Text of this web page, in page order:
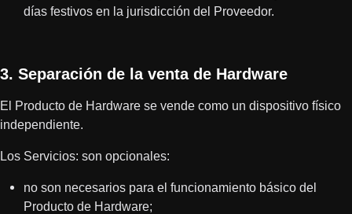
días festivos en la jurisdicción del Proveedor.
3. Separación de la venta de Hardware
El Producto de Hardware se vende como un dispositivo físico
independiente.
Los Servicios: son opcionales:
no son necesarios para el funcionamiento básico del
Producto de Hardware;